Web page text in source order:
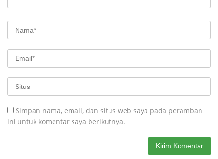
Simpan nama, email, dan situs web saya pada peramban
ini untuk komentar saya berikutnya.